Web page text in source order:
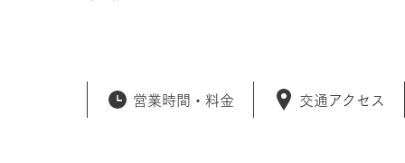
営業時間・料金 交通アクセス